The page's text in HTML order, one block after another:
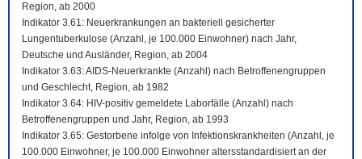
Region, ab 2000
Indikator 3.61: Neuerkrankungen an bakteriell gesicherter
Lungentuberkulose (Anzahl, je 100.000 Einwohner) nach Jahr,
Deutsche und Ausländer, Region, ab 2004
Indikator 3.63: AIDS-Neuerkrankte (Anzahl) nach Betroffenengruppen
und Geschlecht, Region, ab 1982
Indikator 3.64: HIV-positiv gemeldete Laborfälle (Anzahl) nach
Betroffenengruppen und Jahr, Region, ab 1993
Indikator 3.65: Gestorbene infolge von Infektionskrankheiten (Anzahl, je
100.000 Einwohner, je 100.000 Einwohner altersstandardisiert an der